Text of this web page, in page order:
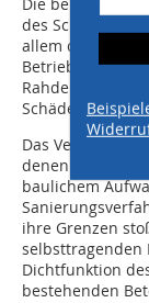
Die beiden
des Schacht-in-
allem die kurze
Rahden die
Schäden im
Das Verfahren
denen ein
baulichem
ihre Grenzen
selbsttragenden
Dichtfunktion
bestehenden